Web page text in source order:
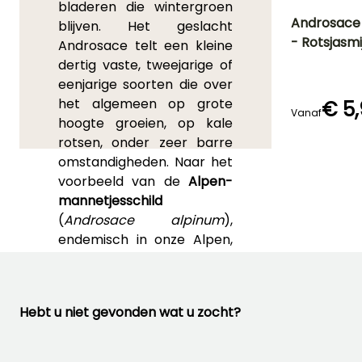
bladeren die wintergroen
blijven. Het geslacht
Androsace telt een kleine
dertig vaste, tweejarige of
eenjarige soorten die over
het algemeen op grote
hoogte groeien, op kale
rotsen, onder zeer barre
omstandigheden. Naar het
voorbeeld van de Alpen-
mannetjesschild
(Androsace alpinum),
endemisch in onze Alpen,
gemakkelijk deAndrosace
-
Vanaf€
Hebt u niet gevonden wat u zocht?